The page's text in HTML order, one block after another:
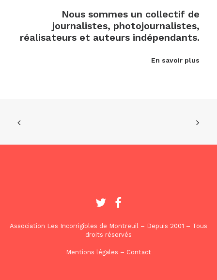
Nous sommes un collectif de
journalistes, photojournalistes,
réalisateurs et auteurs indépendants.
En savoir plus
Association Les Incorrigibles de Montreuil – Depuis 2001 – Tous
droits réservés
Mentions légales – Contact